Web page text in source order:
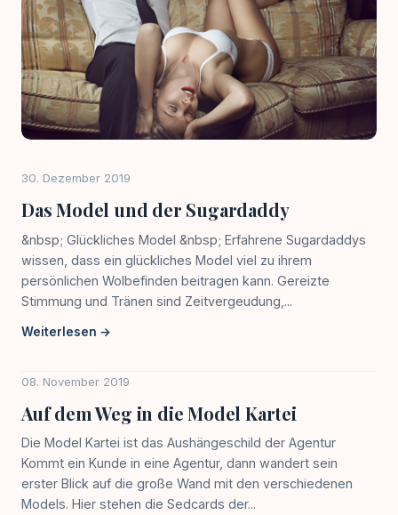
30. Dezember 2019
Das Model und der Sugardaddy
&nbsp; Glückliches Model &nbsp; Erfahrene Sugardaddys
wissen, dass ein glückliches Model viel zu ihrem
persönlichen Wolbefinden beitragen kann. Gereizte
Stimmung und Tränen sind Zeitvergeudung,...
Weiterlesen →
08. November 2019
Auf dem Weg in die Model Kartei
Die Model Kartei ist das Aushängeschild der Agentur
Kommt ein Kunde in eine Agentur, dann wandert sein
erster Blick auf die große Wand mit den verschiedenen
Models. Hier stehen die Sedcards der...